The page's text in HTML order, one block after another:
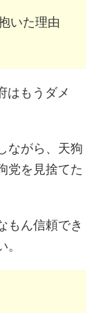
いた理由
はもうダメ
ながら、天狗
党を見捨てた
もん信頼でき